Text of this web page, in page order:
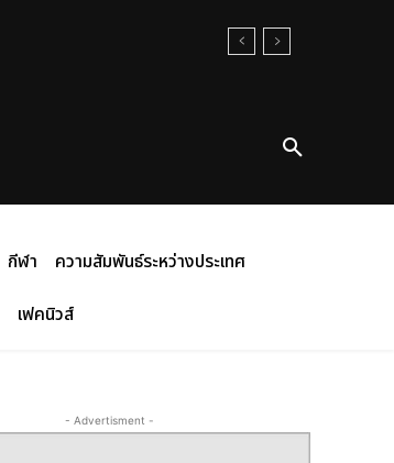
กีฬา
ความสัมพันธ์ระหว่างประเทศ
เฟคนิวส์
- Advertisment -